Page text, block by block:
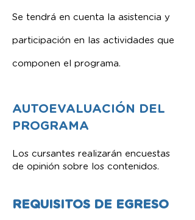
Se tendrá en cuenta la asistencia y
participación en las actividades que
componen el programa.
AUTOEVALUACIÓN DEL
PROGRAMA
Los cursantes realizarán encuestas
de opinión sobre los contenidos.
REQUISITOS DE EGRESO